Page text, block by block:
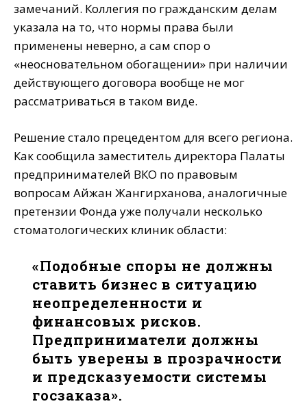
замечаний. Коллегия по гражданским делам
указала на то, что нормы права были
применены неверно, а сам спор о
«неосновательном обогащении» при наличии
действующего договора вообще не мог
рассматриваться в таком виде.
Решение стало прецедентом для всего региона.
Как сообщила заместитель директора Палаты
предпринимателей ВКО по правовым
вопросам Айжан Жангирханова, аналогичные
претензии Фонда уже получали несколько
стоматологических клиник области:
«Подобные споры не должны
ставить бизнес в ситуацию
неопределенности и
финансовых рисков.
Предприниматели должны
быть уверены в прозрачности
и предсказуемости системы
госзаказа».